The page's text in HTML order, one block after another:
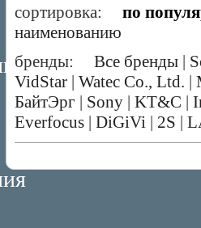
сортировка: по
наименованию
бренды: Все бренды |
VidStar | Watec Co., Ltd. |
БайтЭрг | Sony | KT&C |
Everfocus | DiGiVi | 2S |